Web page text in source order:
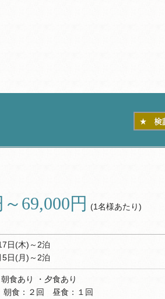
69,000円 (1名様あたり)
日(木)～2泊
日(月)～2泊
食あり ・夕食あり
食：２回 昼食：１回